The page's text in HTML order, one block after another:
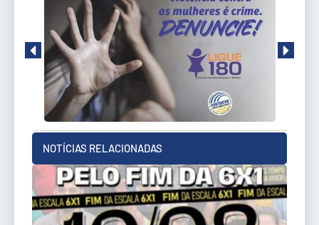
NOTÍCIAS RELACIONADAS